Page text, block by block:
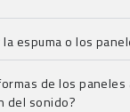
la espuma o los
de los
del sonido?